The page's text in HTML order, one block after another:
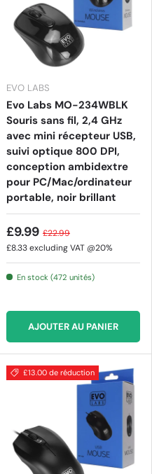
EVO LABS
Evo Labs MO-234WBLK
Souris sans fil, 2,4 GHz
avec mini récepteur USB,
suivi optique 800 DPI,
conception ambidextre
pour PC/Mac/ordinateur
portable, noir brillant
£9.99 £22.99
£8.33excluding VAT @20%
En stock (472 unités)
AJOUTER AU PANIER
£13.00 de réduction